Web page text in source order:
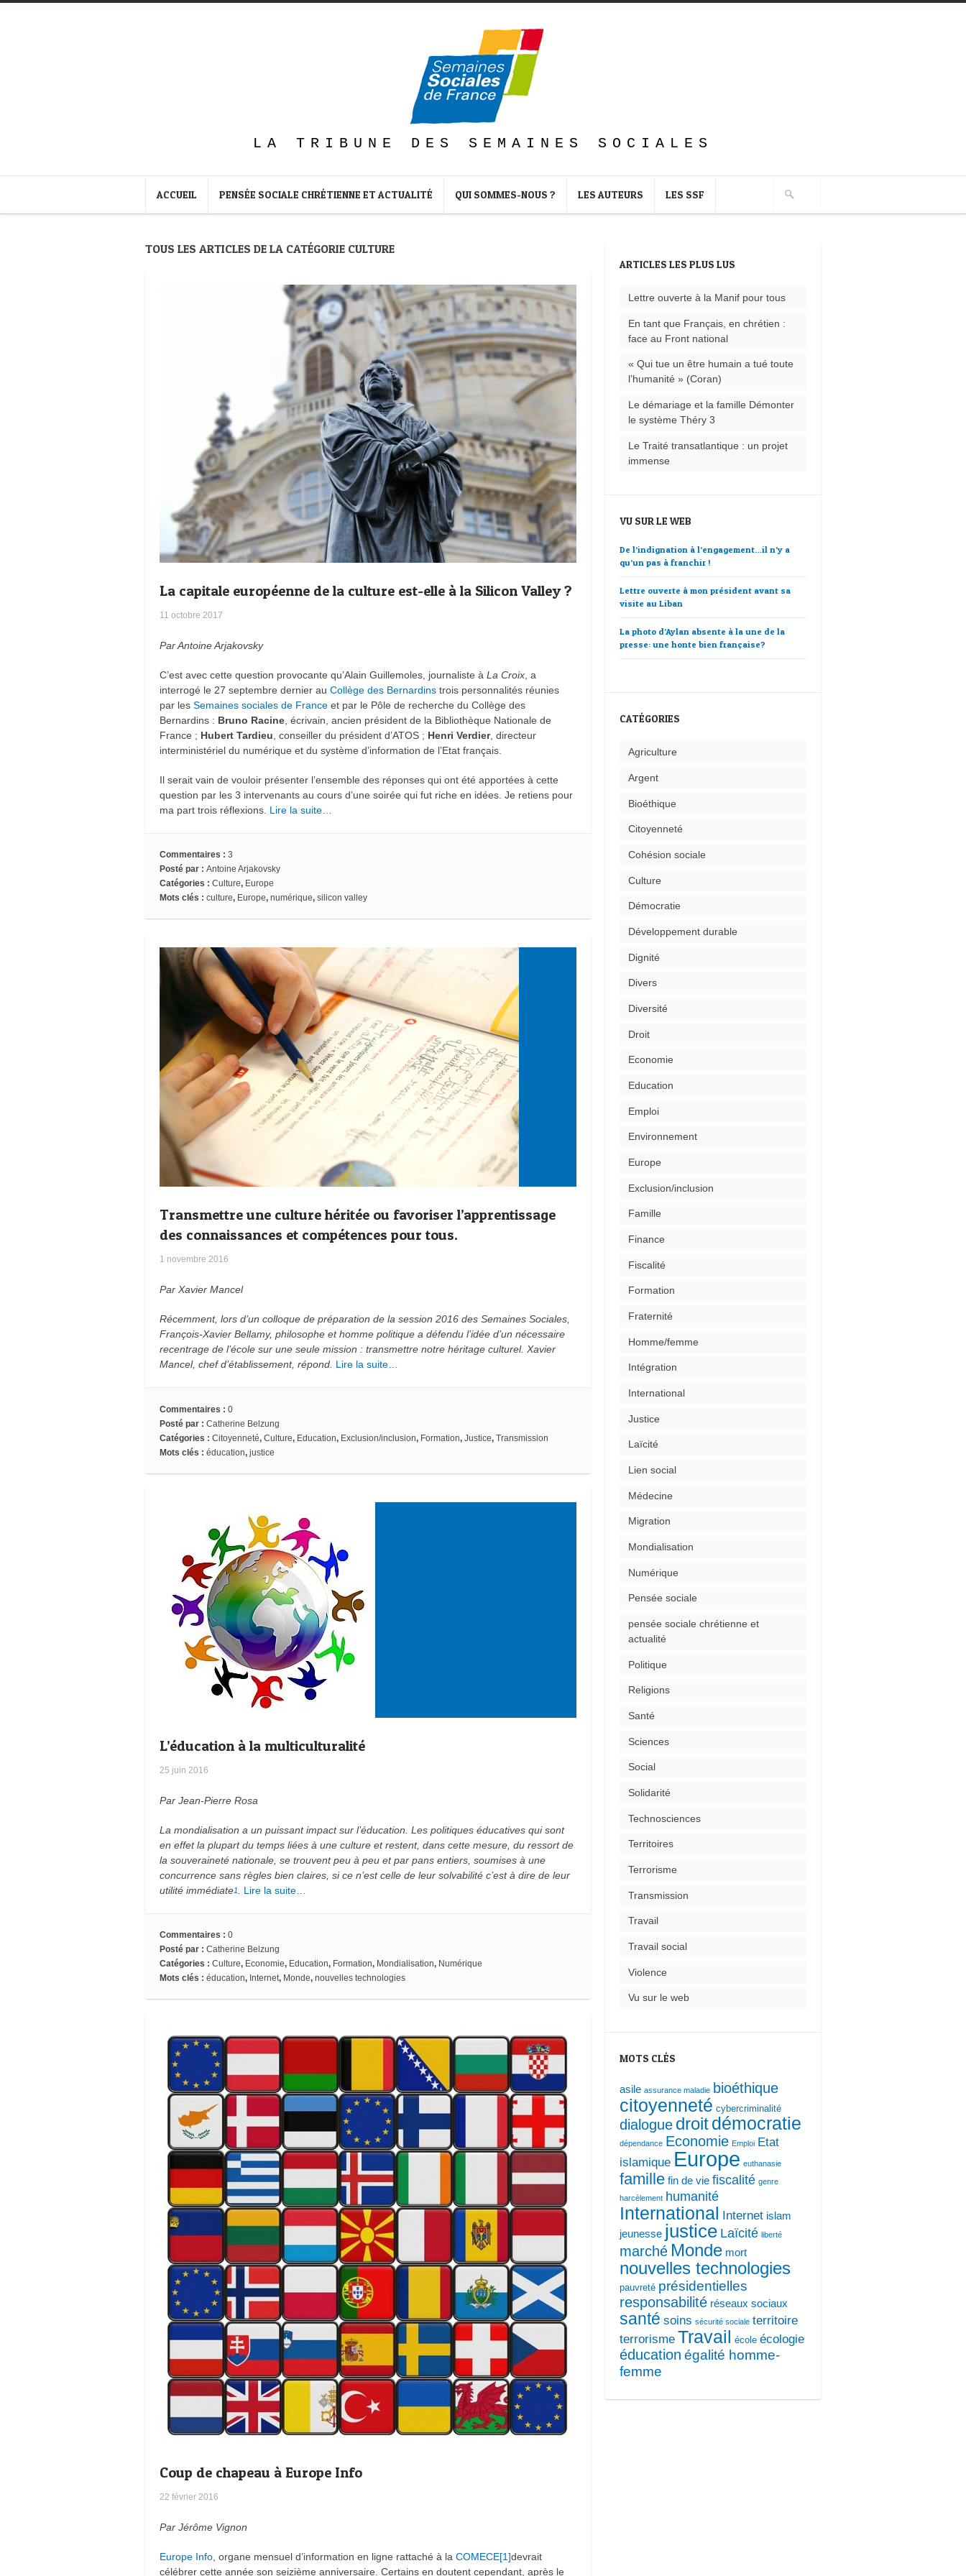
LA TRIBUNE DES SEMAINES SOCIALES
ACCUEIL PENSÉE SOCIALE CHRÉTIENNE ET ACTUALITÉ QUI SOMMES-NOUS ? LES AUTEURS LES SSF
TOUS LES ARTICLES DE LA CATÉGORIE CULTURE
La capitale européenne de la culture est-elle à la Silicon Valley ?
11 octobre 2017
Par Antoine Arjakovsky
C’est avec cette question provocante qu’Alain Guillemoles, journaliste à La Croix , a
interrogé le 27 septembre dernier au Collège des Bernardins trois personnalités réunies
par les Semaines sociales de France et par le Pôle de recherche du Collège des
Bernardins : Bruno Racine , écrivain, ancien président de la Bibliothèque Nationale de
France ; Hubert Tardieu , conseiller du président d’ATOS ; Henri Verdier, directeur
interministériel du numérique et du système d’information de l’Etat français.
Il serait vain de vouloir présenter l’ensemble des réponses qui ont été apportées à cette
question par les 3 intervenants au cours d’une soirée qui fut riche en idées. Je retiens pour
ma part trois réflexions. Lire la suite…
Commentaires : 3
Posté par : Antoine Arjakovsky
Catégories : Culture, Europe
Mots clés : culture, Europe, numérique, silicon valley
Transmettre une culture héritée ou favoriser l’apprentissage
des connaissances et compétences pour tous.
1 novembre 2016
Par Xavier Mancel
Récemment, lors d’un colloque de préparation de la session 2016 des Semaines Sociales,
François-Xavier Bellamy, philosophe et homme politique a défendu l’idée d’un nécessaire
recentrage de l’école sur une seule mission : transmettre notre héritage culturel. Xavier
Mancel, chef d’établissement, répond. Lire la suite…
Commentaires : 0
Posté par : Catherine Belzung
Catégories : Citoyenneté, Culture, Education, Exclusion/inclusion, Formation, Justice, Transmission
Mots clés : éducation, justice
L’éducation à la multiculturalité
25 juin 2016
Par Jean-Pierre Rosa
La mondialisation a un puissant impact sur l’éducation. Les politiques éducatives qui sont
en effet la plupart du temps liées à une culture et restent, dans cette mesure, du ressort de
la souveraineté nationale, se trouvent peu à peu et par pans entiers, soumises à une
concurrence sans règles bien claires, si ce n’est celle de leur solvabilité c’est à dire de leur
utilité immédiate1 Lire la suite…
Commentaires : 0
Posté par : Catherine Belzung
Catégories : Culture, Economie, Education, Formation, Mondialisation, Numérique
Mots clés : éducation, Internet, Monde, nouvelles technologies
Coup de chapeau à Europe Info
22 février 2016
Par Jérôme Vignon
Europe Info , organe mensuel d’information en ligne rattaché à la COMECE[1]devrait
célébrer cette année son seizième anniversaire. Certains en doutent cependant, après le
ARTICLES LES PLUS LUS
Lettre ouverte à la Manif pour tous
En tant que Français, en chrétien :
face au Front national
« Qui tue un être humain a tué toute
l’humanité » (Coran)
Le démariage et la famille Démonter
le système Théry 3
Le Traité transatlantique : un projet
immense
VU SUR LE WEB
De l’indignation à l’engagement…il n’y a
qu’un pas à franchir !
Lettre ouverte à mon président avant sa
visite au Liban
La photo d’Aylan absente à la une de la
presse: une honte bien française?
CATÉGORIES
Agriculture
Argent
Bioéthique
Citoyenneté
Cohésion sociale
Culture
Démocratie
Développement durable
Dignité
Divers
Diversité
Droit
Economie
Education
Emploi
Environnement
Europe
Exclusion/inclusion
Famille
Finance
Fiscalité
Formation
Fraternité
Homme/femme
Intégration
International
Justice
Laïcité
Lien social
Médecine
Migration
Mondialisation
Numérique
Pensée sociale
pensée sociale chrétienne et
actualité
Politique
Religions
Santé
Sciences
Social
Solidarité
Technosciences
Territoires
Terrorisme
Transmission
Travail
Travail social
Violence
Vu sur le web
MOTS CLÉS
asile assurance maladie bioéthique
citoyenneté cybercriminalité
dialogue droitdémocratie
dépendance Economie Emploi Etat
islamique Europe euthanasie
famille fin de vie fiscalité genre
harcèlement humanité
International Internet islam
jeunesse justice Laïcité liberté
marché Monde mort
nouvelles technologies
pauvreté présidentielles
responsabilité réseaux sociaux
santé soins sécurité sociale territoire
terrorisme Travail école écologie
éducation égalité homme-
femme